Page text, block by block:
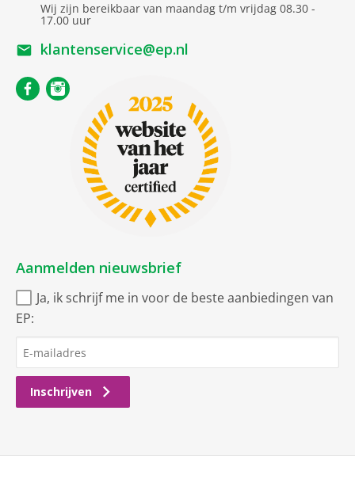
Wij zijn bereikbaar van maandag t/m vrijdag 08.30 -
17.00 uur
klantenservice@ep.nl
Aanmelden nieuwsbrief
Ja, ik schrijf me in voor de beste aanbiedingen van
EP:
Inschrijven